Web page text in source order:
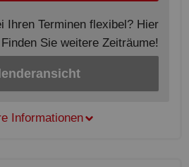
Ihren Terminen flexibel? Hier
Finden Sie weitere Zeiträume!
Informationen